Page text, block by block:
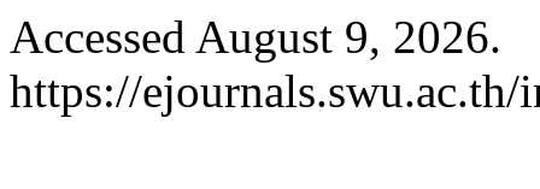
Accessed August 9, 2026.
https://